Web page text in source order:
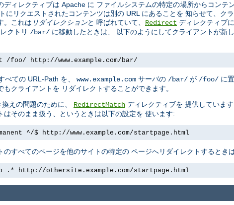
ディレクティブは Apache に ファイルシステムの特定の場所からコンテ
にリクエストされたコンテンツは別の URL にあることを 知らせて、ク
。これは リダイレクションと 呼ばれていて、 Redirect ディレクティブ
クトリ /bar/ に移動したときは、 以下のようにしてクライアントが新
/foo/ http://www.example.com/bar/
べての URL-Path を、 www.example.com サーバの /bar/ が /foo/ に
クライアントを リダイレクトすることができます。
えの問題のために、 RedirectMatch ディレクティブを 提供していま
はそのまま扱う、というときは以下の設定を 使います:
^/$ http://www.example.com/startpage.html
のすべてのページを他のサイトの特定の ページへリダイレクトするとき
.* http://othersite.example.com/startpage.html